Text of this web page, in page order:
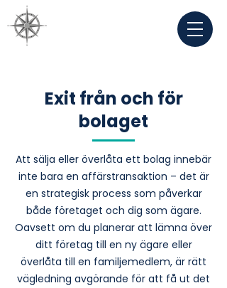
Exit från och för
bolaget
Att sälja eller överlåta ett bolag innebär
inte bara en affärstransaktion – det är
en strategisk process som påverkar
både företaget och dig som ägare.
Oavsett om du planerar att lämna över
ditt företag till en ny ägare eller
överlåta till en familjemedlem, är rätt
vägledning avgörande för att få ut det